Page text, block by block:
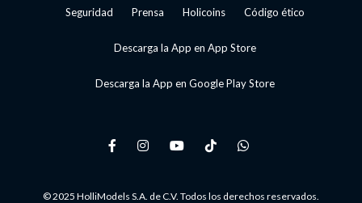
Seguridad Prensa Holicoins Código ético
Descarga la App en App Store
Descarga la App en Google Play Store
© 2025 HolliModels S.A. de C.V. Todos los derechos reservados.